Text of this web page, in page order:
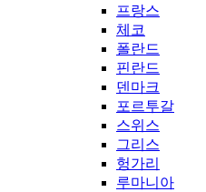
프랑스
체코
폴란드
핀란드
덴마크
포르투갈
스위스
그리스
헝가리
루마니아